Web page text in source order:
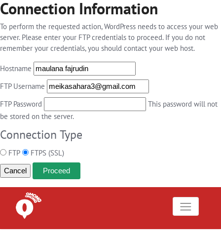
Connection Information
To perform the requested action, WordPress needs to access your web
server. Please enter your FTP credentials to proceed. If you do not
remember your credentials, you should contact your web host.
Hostname
FTP Username
FTP Password
This password will not
be stored on the server.
Connection Type
FTP FTPS (SSL)
Cancel